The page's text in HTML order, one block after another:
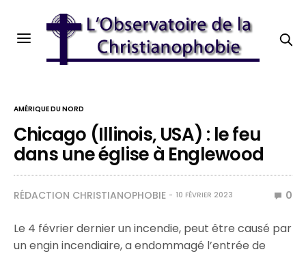
AMÉRIQUE DU NORD
Chicago (Illinois, USA) : le feu
dans une église à Englewood
RÉDACTION CHRISTIANOPHOBIE 10 FÉVRIER 2023 0
Le 4 février dernier un incendie, peut être causé par
un engin incendiaire, a endommagé l’entrée de